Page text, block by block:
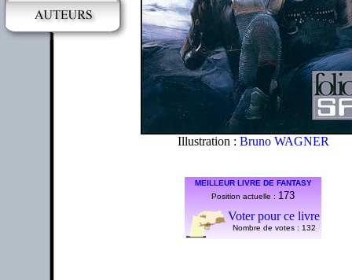
Illustration : Bruno WAGNER
MEILLEUR LIVRE DE FANTASY
Position actuelle : 173
Voter pour ce livre
Nombre de votes : 132